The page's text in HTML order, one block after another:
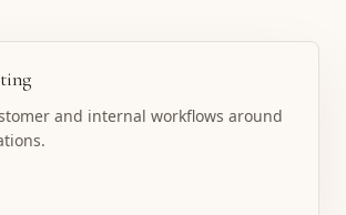
and internal workflows around